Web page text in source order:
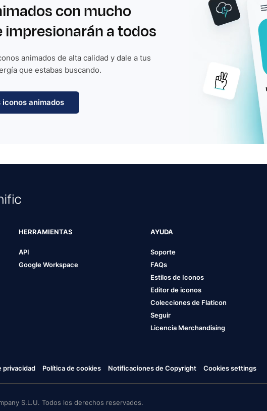
con mucho
a todos
animados de alta calidad y dale a tus
que estabas buscando.
iconos animados
HERRAMIENTAS
API
Google Workspace
AYUDA
Soporte
FAQs
Estilos de Iconos
Editor de iconos
Colecciones de Flaticon
Seguir
Licencia Merchandising
privacidad Política de cookies Notificaciones de Copyright Cookies settings
S.L.U. Todos los derechos reservados.